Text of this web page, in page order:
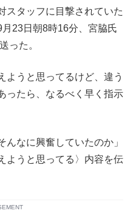
スタッフに目撃されていた
23日朝8時16分、宮脇氏
った。
ようと思ってるけど、違う
ったら、なるべく早く指示
なに興奮していたのか」
ようと思ってる〉内容を伝